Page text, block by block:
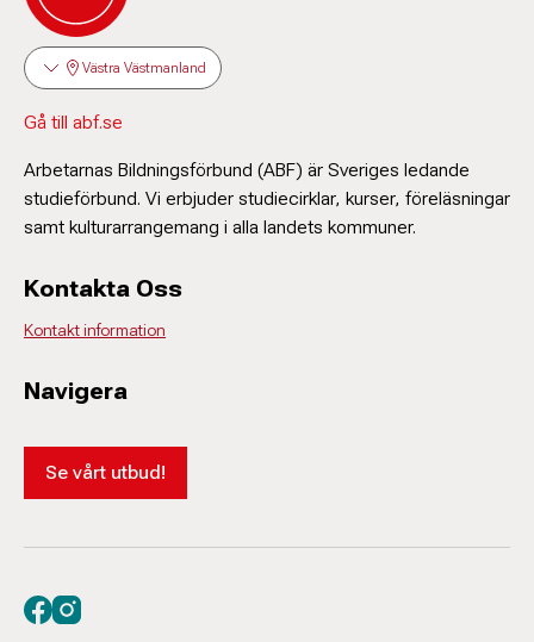
Västra Västmanland
Gå till abf.se
Arbetarnas Bildningsförbund (ABF) är Sveriges ledande
studieförbund. Vi erbjuder studiecirklar, kurser, föreläsningar
samt kulturarrangemang i alla landets kommuner.
Kontakta Oss
Kontakt information
Navigera
Se vårt utbud!
Besök oss på facebook
Besök oss på instagram